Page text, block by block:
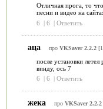
Отличная прога, то
песни и видео на
6
| 6 | Ответить
аца про VKSaver 2.2.2
после установки
винду, ось 7
6
| 6 | Ответить
жека про VKSaver 2.2.2